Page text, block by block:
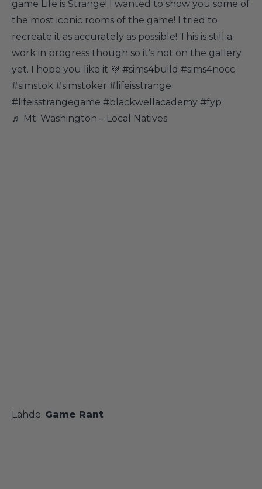
game Life is Strange! I wanted to show you some of
the most iconic rooms of the game! I tried to
recreate it as accurately as possible! This is still a
work in progress though so it’s not on the gallery
yet. I hope you like it 💜 #sims4build #sims4nocc
#simstok #simstoker #lifeisstrange
#lifeisstrangegame #blackwellacademy #fyp
♬ Mt. Washington – Local Natives
Lähde: Game Rant